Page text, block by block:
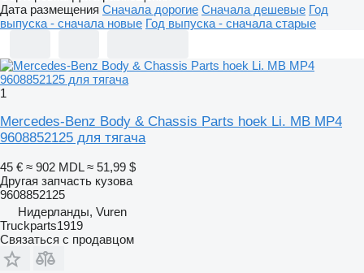
Дата размещения Сначала дорогие Сначала дешевые Год
выпуска - сначала новые Год выпуска - сначала старые
1
Mercedes-Benz Body & Chassis Parts hoek Li. MB MP4
9608852125 для тягача
45 € ≈ 902 MDL ≈ 51,99 $
Другая запчасть кузова
9608852125
Нидерланды, Vuren
Truckparts1919
Связаться с продавцом